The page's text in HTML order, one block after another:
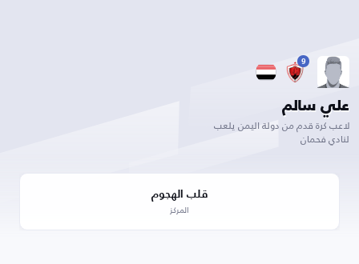
9
علي سالم
لاعب كرة قدم من دولة اليمن يلعب
لنادي فحمان
قلب الهجوم
المركز